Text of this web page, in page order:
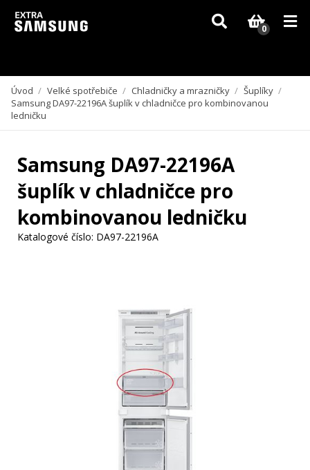
Vzhledem k aktuální situaci se může dodání dílů, které nejsou skladem,
zpozdit. Děkujeme za pochopení.
0
Úvod / Velké spotřebiče / Chladničky a mrazničky / Šuplíky /
Samsung DA97-22196A šuplík v chladničce pro kombinovanou
ledničku
Samsung DA97-22196A
šuplík v chladničce pro
kombinovanou ledničku
Katalogové číslo: DA97-22196A